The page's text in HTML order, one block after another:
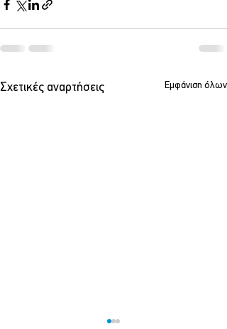
Σχετικές αναρτήσεις Εμφάνιση όλων